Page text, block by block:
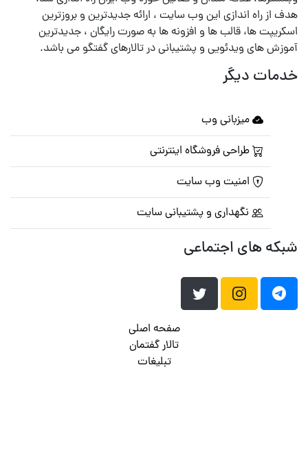
هدف از راه اندازی این وب سایت ، ارائه جدیدترین و بروزترین
اسکریپت ها، قالب ها و افزونه ها به صورت رایگان ، جدیدترین
آموزش های ویدئویی و پشتیبانی در تالارهای گفتگو می باشد.
خدمات دیگر
میزبانی وب
طراحی فروشگاه اینترنتی
امنیت وب سایت
نگهداری و پشتیبانی سایت
شبکه های اجتماعی
صفحه اصلی
تالار گفتمان
تبلیغات